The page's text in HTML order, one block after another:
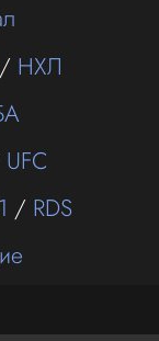
/ НХЛ
UFC
/ RDS